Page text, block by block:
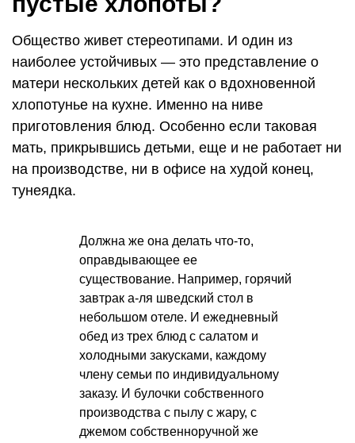
Общество живет стереотипами. И один из
наиболее устойчивых — это представление о
матери нескольких детей как о вдохновенной
хлопотунье на кухне. Именно на ниве
приготовления блюд. Особенно если таковая
мать, прикрывшись детьми, еще и не работает ни
на производстве, ни в офисе на худой конец,
тунеядка.
Должна же она делать что-то,
оправдывающее ее
существование. Например, горячий
завтрак а-ля шведский стол в
небольшом отеле. И ежедневный
обед из трех блюд с салатом и
холодными закусками, каждому
члену семьи по индивидуальному
заказу. И булочки собственного
производства с пылу с жару, с
джемом собственноручной же